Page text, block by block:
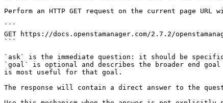
Perform an HTTP GET request on the current page
```
GET https://docs.openstamanager.com/2.7.2/
```
`ask` is the immediate question: it should be
`goal` is optional and describes the broader end
is most useful for that goal.
The response will contain a direct answer to the